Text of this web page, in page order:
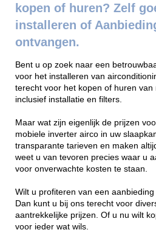
kopen of huren? Zelf
installeren of
ontvangen.
Bent u op zoek naar een
voor het installeren van
terecht voor het kopen of huren van
inclusief installatie en filters.
Maar wat zijn eigenlijk de prijzen
mobiele inverter airco in uw
transparante tarieven en maken
weet u van tevoren precies waar u
voor onverwachte kosten te staan.
Wilt u profiteren van een
Dan kunt u bij ons terecht voor
aantrekkelijke prijzen. Of u nu wilt
voor ieder wat wils.